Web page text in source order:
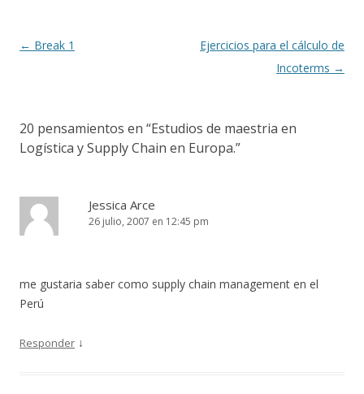
k
Navegación
← Break 1
Ejercicios para el cálculo de
Incoterms →
20 pensamientos en “Estudios de maestria en
Logística y Supply Chain en Europa.”
Jessica Arce
26 julio, 2007 en 12:45 pm
me gustaria saber como supply chain management en el
Perú
Responder ↓